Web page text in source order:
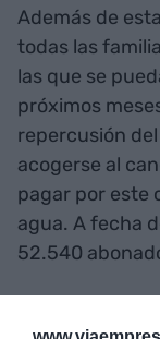
Además de
todas las
las que se
próximos
repercusión
acogerse al
pagar por este
agua. A fecha
52.540